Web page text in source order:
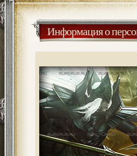
Информация о